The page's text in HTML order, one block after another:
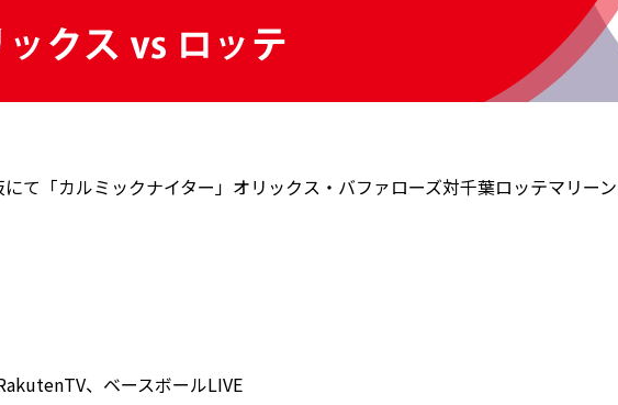
て「カルミックナイター」オリックス・バファローズ対千葉ロッテマリー
、ベースボールLIVE